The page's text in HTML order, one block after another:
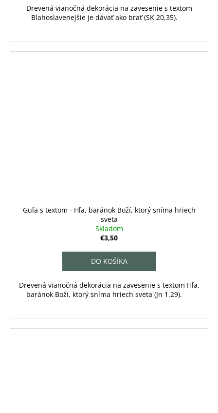
Drevená vianočná dekorácia na zavesenie s textom
Blahoslavenejšie je dávať ako brať (SK 20,35).
Guľa s textom - Hľa, baránok Boží, ktorý sníma hriech
sveta
Skladom
€3,50
DO KOŠÍKA
Drevená vianočná dekorácia na zavesenie s textom Hľa,
baránok Boží, ktorý sníma hriech sveta (Jn 1,29).